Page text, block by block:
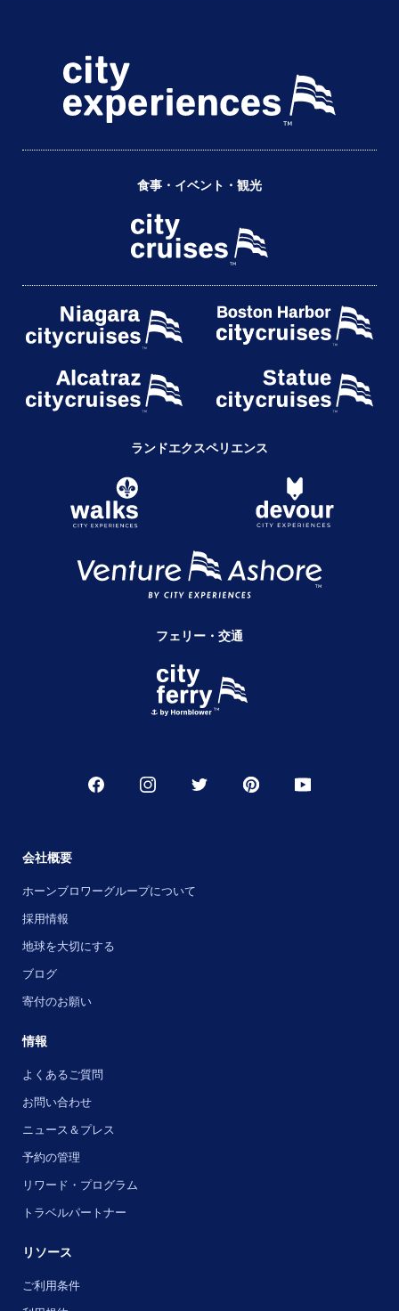
食事・イベント・観光
ランドエクスペリエンス
フェリー・交通
会社概要
ホーンブロワーグループについて
採用情報
地球を大切にする
ブログ
寄付のお願い
情報
よくあるご質問
お問い合わせ
ニュース＆プレス
予約の管理
リワード・プログラム
トラベルパートナー
リソース
ご利用条件